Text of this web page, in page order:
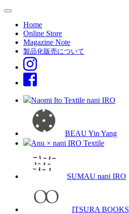
Home
Online Store
Magazine Note
製品化販売について
Naomi Ito Textile nani IRO
BEAU Yin Yang
Anu × nani IRO Textile
SUMAU nani IRO
ITSURA BOOKS